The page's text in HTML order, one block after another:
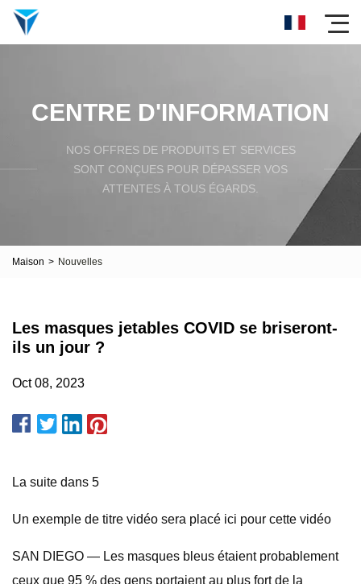
CENTRE D'INFORMATION
NOS OFFRES DE PRODUITS ET SERVICES
SONT CONÇUES POUR DÉPASSER VOS
ATTENTES À TOUS ÉGARDS.
Maison > Nouvelles
Les masques jetables COVID se briseront-
ils un jour ?
Oct 08, 2023
La suite dans 5
Un exemple de titre vidéo sera placé ici pour cette vidéo
SAN DIEGO — Les masques bleus étaient probablement
ceux que 95 % des gens portaient au plus fort de la